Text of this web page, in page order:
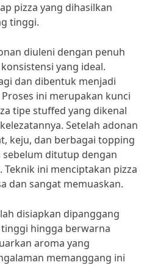
pizza yang dihasilkan
tinggi.
diuleni dengan penuh
yang ideal.
dan dibentuk menjadi
ini merupakan kunci
tipe stuffed yang dikenal
Setelah adonan
keju, dan berbagai topping
ditutup dengan
Teknik ini menciptakan pizza
dan sangat memuaskan.
disiapkan dipanggang
hingga berwarna
aroma yang
memanggang ini